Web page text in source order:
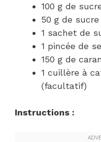
100 g de
50 g de
1 sachet de
1 pincée de
150 g de
1 cuillère à
(facultatif)
Instructions :